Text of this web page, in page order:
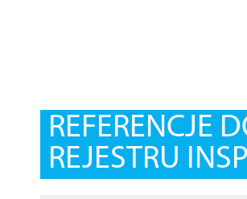
REFERENCJE
REJESTRU